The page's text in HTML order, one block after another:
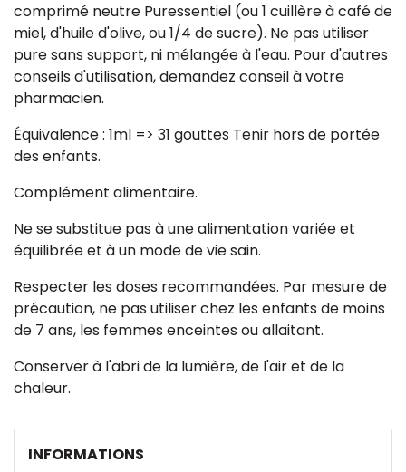
comprimé neutre Puressentiel (ou 1 cuillère à café de
miel, d'huile d'olive, ou 1/4 de sucre). Ne pas utiliser
pure sans support, ni mélangée à l'eau. Pour d'autres
conseils d'utilisation, demandez conseil à votre
pharmacien.
Équivalence : 1ml => 31 gouttes Tenir hors de portée
des enfants.
Complément alimentaire.
Ne se substitue pas à une alimentation variée et
équilibrée et à un mode de vie sain.
Respecter les doses recommandées. Par mesure de
précaution, ne pas utiliser chez les enfants de moins
de 7 ans, les femmes enceintes ou allaitant.
Conserver à l'abri de la lumière, de l'air et de la
chaleur.
INFORMATIONS